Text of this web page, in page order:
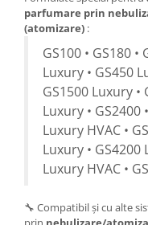
parfumare prin
(atomizare) :
GS100 • GS180 •
Luxury • GS450
GS1500 Luxury •
Luxury • GS2400
Luxury HVAC •
Luxury • GS4200
Luxury HVAC •
🔧 Compatibil și cu alte